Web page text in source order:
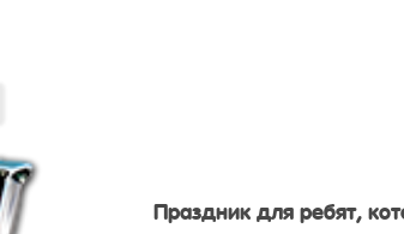
Праздник для ребят,